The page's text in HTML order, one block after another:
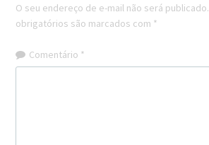
O seu endereço de e-mail não será publicado.
obrigatórios são marcados com *
Comentário *